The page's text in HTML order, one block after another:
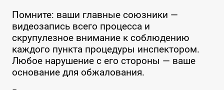
Помните: ваши главные союзники —
видеозапись всего процесса и
скрупулезное внимание к соблюдению
каждого пункта процедуры инспектором.
Любое нарушение с его стороны — ваше
основание для обжалования.